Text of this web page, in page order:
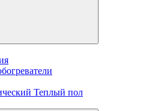
Теплый пол